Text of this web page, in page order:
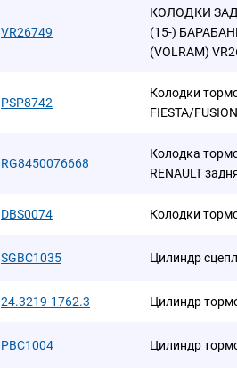
VR26749
КОЛОДКИ
(15-)
(VOLRAM)
PSP8742
Колодки
FIESTA/
RG8450076668
Колодка
RENAULT
DBS0074 Колодки
SGBC1035 Цилиндр
24.3219-1762.3 Цилиндр
PBC1004 Цилиндр